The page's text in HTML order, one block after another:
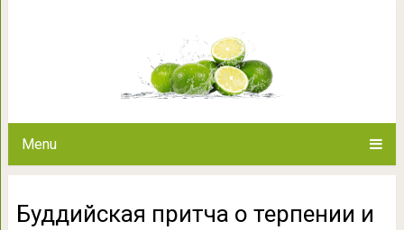
Menu
Буддийская притча о терпении и